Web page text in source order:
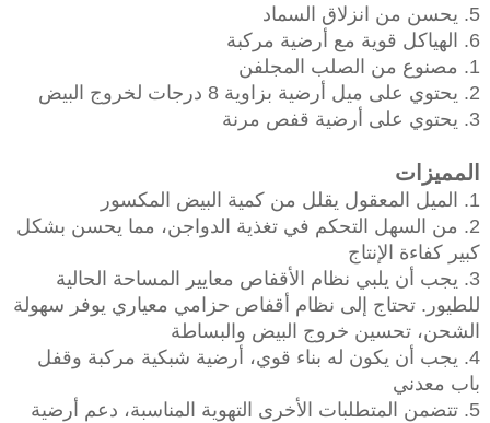
5. يحسن من انزلاق السماد
6. الهياكل قوية مع أرضية مركبة
1. مصنوع من الصلب المجلفن
2. يحتوي على ميل أرضية بزاوية 8 درجات لخروج البيض
3. يحتوي على أرضية قفص مرنة
المميزات
1. الميل المعقول يقلل من كمية البيض المكسور
2. من السهل التحكم في تغذية الدواجن، مما يحسن بشكل
كبير كفاءة الإنتاج
3. يجب أن يلبي نظام الأقفاص معايير المساحة الحالية
للطيور. تحتاج إلى نظام أقفاص حزامي معياري يوفر سهولة
الشحن، تحسين خروج البيض والبساطة
4. يجب أن يكون له بناء قوي، أرضية شبكية مركبة وقفل
باب معدني
5. تتضمن المتطلبات الأخرى التهوية المناسبة، دعم أرضية